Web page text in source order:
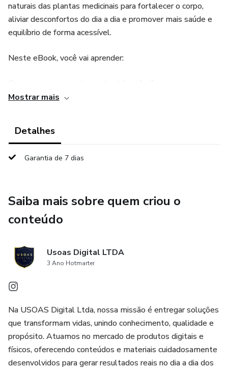
naturais das plantas medicinais para fortalecer o corpo,
aliviar desconfortos do dia a dia e promover mais saúde e
equilíbrio de forma acessível.
Neste eBook, você vai aprender:
banhos e tinturas com plantas medicinais;
imunidade, sono, equilíbrio hormonal, dores no corpo, entre
Dicas para o uso consciente e seguro das ervas, com base
em saberes tradicionais e estudos modernos.
Ideal para quem deseja conhecer alternativas naturais,
cuidar do corpo com autonomia e incorporar hábitos
sabedoria da natureza.
⚠️ Este produto tem caráter educativo e não substitui
acompanhamento médico. Consulte sempre um
profissional de saúde antes de iniciar qualquer uso
terapêutico.
Mostrar mais
Detalhes
Garantia de 7 dias
Saiba mais sobre quem criou o
conteúdo
Usoas Digital LTDA
3 Ano Hotmarter
Na USOAS Digital Ltda, nossa missão é entregar soluções
que transformam vidas, unindo conhecimento, qualidade e
propósito. Atuamos no mercado de produtos digitais e
físicos, oferecendo conteúdos e materiais cuidadosamente
desenvolvidos para gerar resultados reais no dia a dia dos